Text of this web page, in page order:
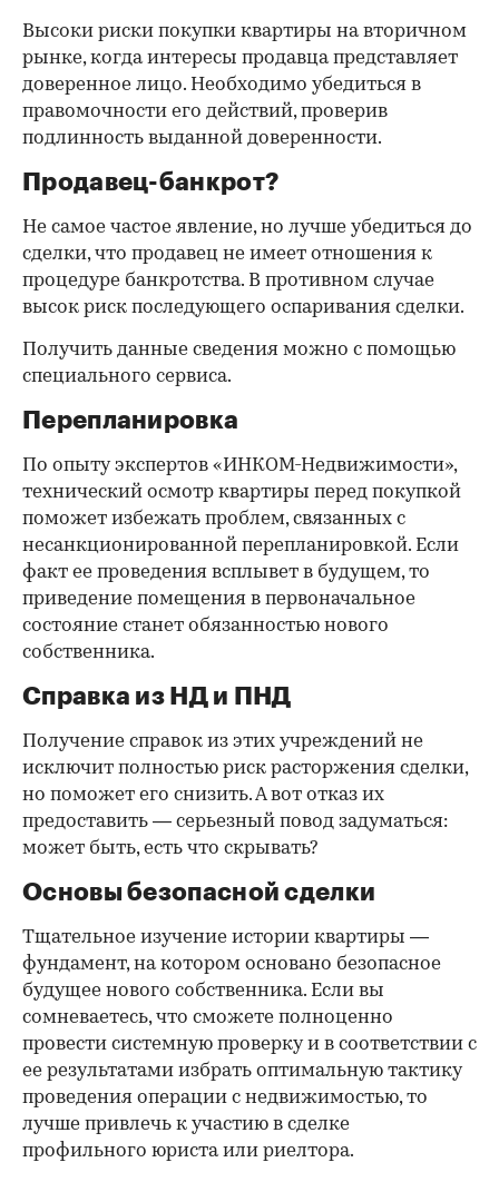
Высоки риски покупки квартиры на вторичном
рынке, когда интересы продавца представляет
доверенное лицо. Необходимо убедиться в
правомочности его действий, проверив
подлинность выданной доверенности.
Продавец-банкрот?
Не самое частое явление, но лучше убедиться до
сделки, что продавец не имеет отношения к
процедуре банкротства. В противном случае
высок риск последующего оспаривания сделки.
Получить данные сведения можно с помощью
специального сервиса.
Перепланировка
По опыту экспертов «ИНКОМ-Недвижимости»,
технический осмотр квартиры перед покупкой
поможет избежать проблем, связанных с
несанкционированной перепланировкой. Если
факт ее проведения всплывет в будущем, то
приведение помещения в первоначальное
состояние станет обязанностью нового
собственника.
Справка из НД и ПНД
Получение справок из этих учреждений не
исключит полностью риск расторжения сделки,
но поможет его снизить. А вот отказ их
предоставить — серьезный повод задуматься:
может быть, есть что скрывать?
Основы безопасной сделки
Тщательное изучение истории квартиры —
фундамент, на котором основано безопасное
будущее нового собственника. Если вы
сомневаетесь, что сможете полноценно
провести системную проверку и в соответствии с
ее результатами избрать оптимальную тактику
проведения операции с недвижимостью, то
лучше привлечь к участию в сделке
профильного юриста или риелтора.